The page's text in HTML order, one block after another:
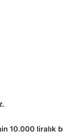
10.000 liralık